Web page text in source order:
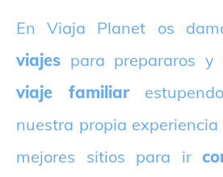
En Viaja Planet os
viajes para prepararos
viaje familiar
nuestra propia
mejores sitios para ir